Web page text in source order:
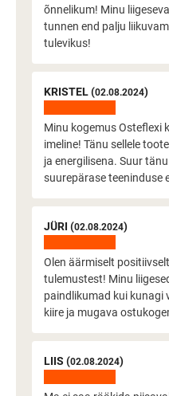
õnnelikum! Minu
tunnen end palju
tulevikus!
KRISTEL (02.08.2024)
Minu kogemus Osteflexi
imeline! Tänu sellele
ja energilisena. Suur
suurepärase teeninduse
JÜRI (02.08.2024)
Olen äärmiselt
tulemustest! Minu
paindlikumad kui kunagi
kiire ja mugava
LIIS (02.08.2024)